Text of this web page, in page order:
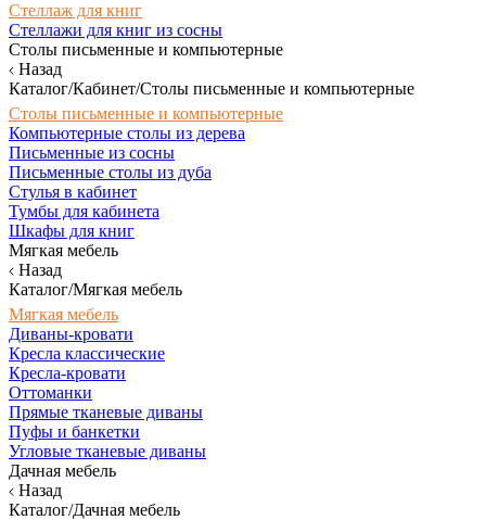
Стеллаж для книг
Стеллажи для книг из сосны
Столы письменные и компьютерные
Назад
Каталог/Кабинет/Столы письменные и компьютерные
Столы письменные и компьютерные
Компьютерные столы из дерева
Письменные из сосны
Письменные столы из дуба
Стулья в кабинет
Тумбы для кабинета
Шкафы для книг
Мягкая мебель
Назад
Каталог/Мягкая мебель
Мягкая мебель
Диваны-кровати
Кресла классические
Кресла-кровати
Оттоманки
Прямые тканевые диваны
Пуфы и банкетки
Угловые тканевые диваны
Дачная мебель
Назад
Каталог/Дачная мебель